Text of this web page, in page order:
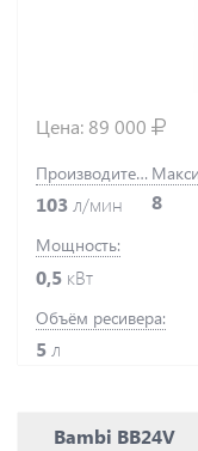
Цена: 89 000
Производительность:
103л/мин 8
Мощность:
0,5 кВт
Объём ресивера:
5л
Bambi BB24V